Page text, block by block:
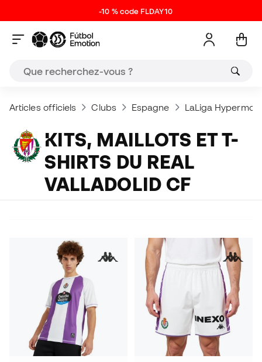
-10 % code FLDAY10
Articles officiels Clubs Espagne LaLiga
KITS, MAILLOTS ET T-
SHIRTS DU REAL
VALLADOLID CF